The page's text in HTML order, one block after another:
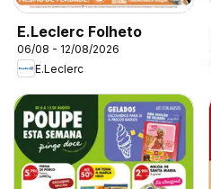
E.Leclerc Folheto
06/08 - 12/08/2026
E.Leclerc